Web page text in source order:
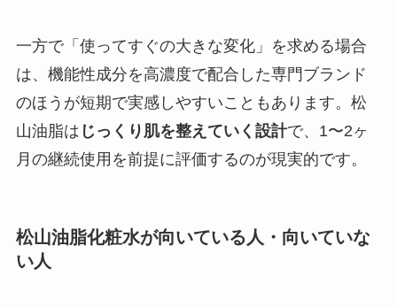
一方で「使ってすぐの大きな変化」を求める場合
は、機能性成分を高濃度で配合した専門ブランド
のほうが短期で実感しやすいこともあります。松
山油脂は じっくり肌を整えていく設計で、1〜2ヶ
月の継続使用を前提に評価するのが現実的です。
松山油脂化粧水が向いている人・向いていな
い人